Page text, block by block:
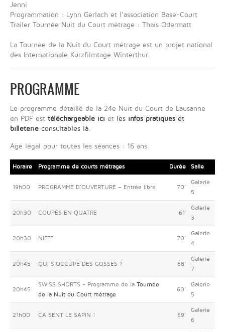
Jenni
Programmation : Lynn Gerlach et l’association Base-Court
Trailer Tournée Nuit du Court métrage : Thaïs Odermatt
La Tournée de la Nuit du Court métrage est un projet national
des Internationale Kurzfilmtage Winterthur.
PROGRAMME
Le programme détaillé de la 24e Nuit du Court de Lausanne
en PDF est téléchargeable ici et les infos pratiques et
billeterie consultables là.
Age légal pour toutes les séances : 16 ans
Horaire Programme de courts métrages Durée Salle
19h00 PROGRAMME D’OUVERTURE – Entrée libre 70'
Galerie
5
20h30 COUPÉS EN QUATRE 61'
Galerie
3
20h30 NIFFF 70'
Galerie
4
20h45 QUI S'OCCUPE DES GOSSES ? 68'
Galerie
7
20h45
SWISS SHORTS - Programme de la Tournée
de la Nuit du Court métrage
60'
Galerie
5
21h00 CA SENT LE SAPIN ! 69'
Galerie
6